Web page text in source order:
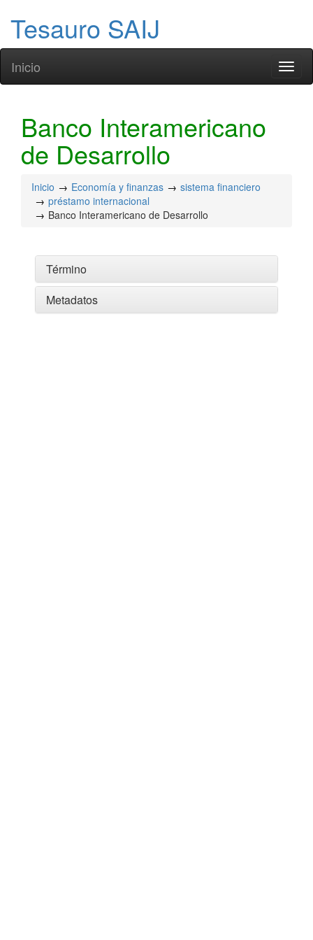
Tesauro SAIJ
Inicio
Banco Interamericano
de Desarrollo
Inicio Economía y finanzas
sistema financiero
préstamo internacional
Banco Interamericano de Desarrollo
Término
Metadatos